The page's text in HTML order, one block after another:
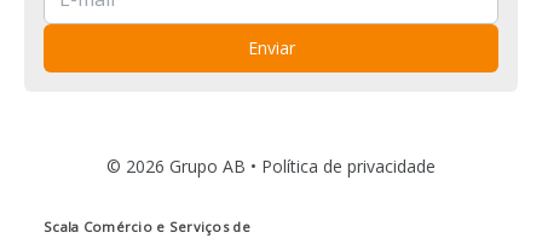
Enviar
© 2026 Grupo AB • Política de privacidade
Scala Comércio e Serviços de